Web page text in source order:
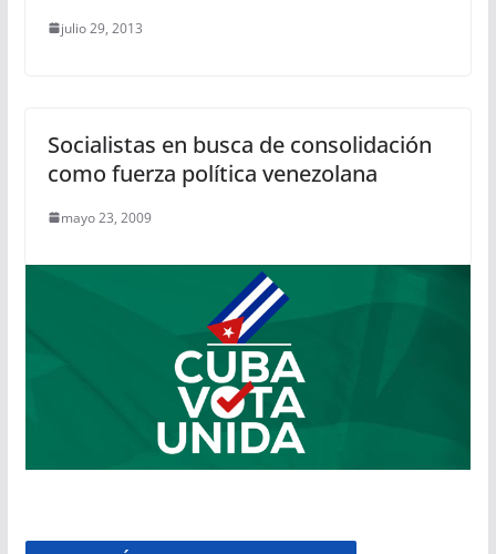
julio 29, 2013
Socialistas en busca de consolidación
como fuerza política venezolana
mayo 23, 2009